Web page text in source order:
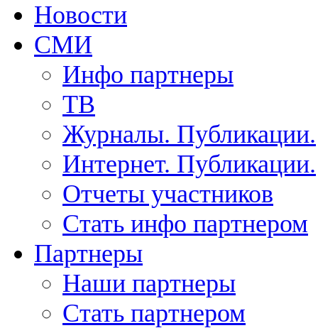
Новости
СМИ
Инфо партнеры
ТВ
Журналы. Публикации.
Интернет. Публикации.
Отчеты участников
Стать инфо партнером
Партнеры
Наши партнеры
Стать партнером